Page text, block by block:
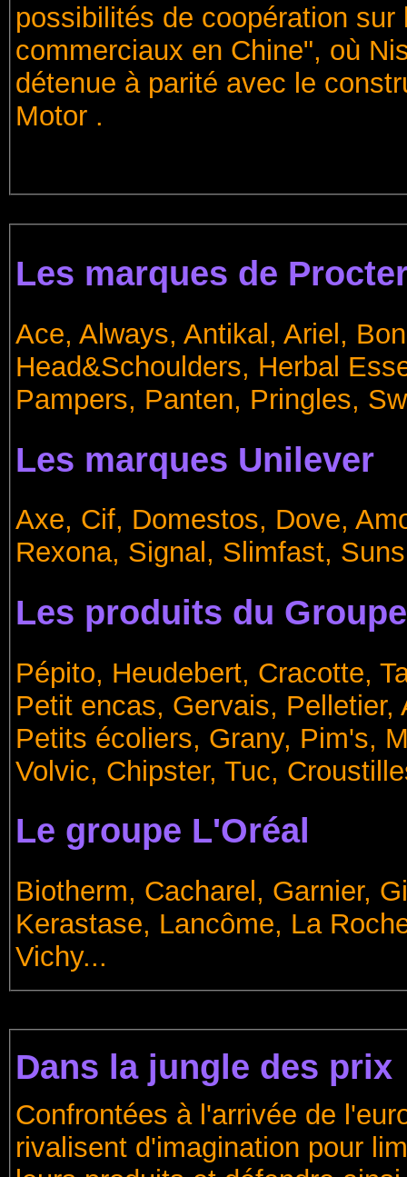
possibilités de coopération
commerciaux en Chine", où
détenue à parité avec le
Motor .
Les marques de
Ace, Always, Antikal, Ariel,
Head&Schoulders, Herbal
Pampers, Panten, Pringles,
Les marques Unilever
Axe, Cif, Domestos, Dove,
Rexona, Signal, Slimfast,
Les produits du
Pépito, Heudebert, Cracotte,
Petit encas, Gervais,
Petits écoliers, Grany, Pim's,
Volvic, Chipster, Tuc,
Le groupe L'Oréal
Biotherm, Cacharel, Garnier,
Kerastase, Lancôme, La
Vichy...
Dans la jungle des prix
Confrontées à l'arrivée de
rivalisent d'imagination pour